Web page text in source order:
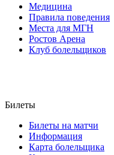
Медицина
Правила поведения
Места для МГН
Ростов Арена
Клуб болельщиков
Билеты
Билеты на матчи
Информация
Карта болельщика